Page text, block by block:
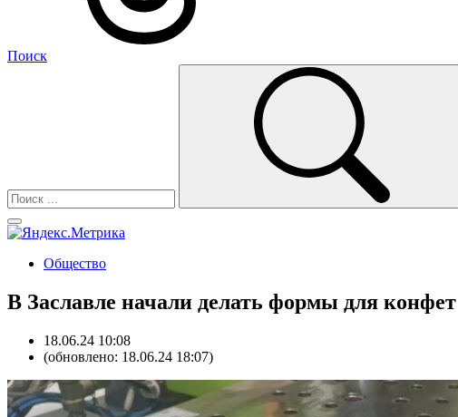
Поиск
Общество
В Заславле начали делать формы для конфет
18.06.24 10:08
(обновлено: 18.06.24 18:07)